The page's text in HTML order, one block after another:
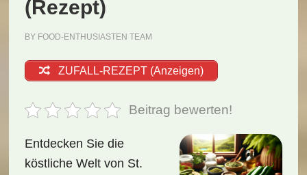
(Rezept)
BY FOOD-ENTHUSIASTEN TEAM
ZUFALL-REZEPT (Anzeigen)
Beitrag bewerten!
Entdecken Sie die
köstliche Welt von St.